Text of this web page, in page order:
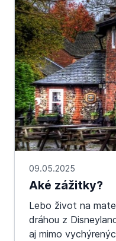
09.05.2025
Aké zážitky?
Lebo život na
dráhou z
aj mimo